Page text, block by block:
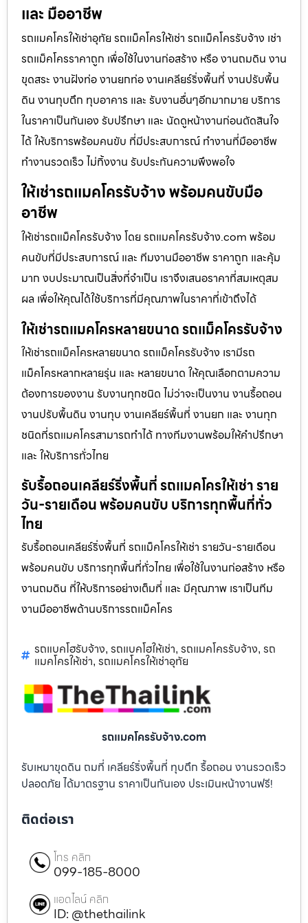
และ มืออาชีพ
รถแมคโครให้เช่าอุทัย รถแม็คโครให้เช่า รถแม็คโครรับจ้าง เช่า
รถแม็คโครราคาถูก เพื่อใช้ในงานก่อสร้าง หรือ งานถมดิน งาน
ขุดสระ งานฝังท่อ งานยกท่อ งานเคลียร์ริ่งพื้นที่ งานปรับพื้น
ดิน งานทุบตึก ทุบอาคาร และ รับงานอื่นๆอีกมากมาย บริการ
ในราคาเป็นกันเอง รับปรึกษา และ นัดดูหน้างานก่อนตัดสินใจ
ได้ ให้บริการพร้อมคนขับ ที่มีประสบการณ์ ทำงานที่มืออาชีพ
ทำงานรวดเร็ว ไม่ทิ้งงาน รับประกันความพึงพอใจ
ให้เช่ารถแมคโครรับจ้าง พร้อมคนขับมือ
อาชีพ
ให้เช่ารถแม็คโครรับจ้าง โดย รถแมคโครรับจ้าง.com พร้อม
คนขับที่มีประสบการณ์ และ ทีมงานมืออาชีพ ราคาถูก และคุ้ม
มาก งบประมาณเป็นสิ่งที่จำเป็น เราจึงเสนอราคาที่สมเหตุสม
ผล เพื่อให้คุณได้ใช้บริการที่มีคุณภาพในราคาที่เข้าถึงได้
ให้เช่ารถแมคโครหลายขนาด รถแม็คโครรับจ้าง
ให้เช่ารถแม็คโครหลายขนาด รถแม็คโครรับจ้าง เรามีรถ
แม็คโครหลากหลายรุ่น และ หลายขนาด ให้คุณเลือกตามความ
ต้องการของงาน รับงานทุกชนิด ไม่ว่าจะเป็นงาน งานรื้อถอน
งานปรับพื้นดิน งานทุบ งานเคลียร์พื้นที่ งานยก และ งานทุก
ชนิดที่รถแมคโครสามารถทำได้ ทางทีมงานพร้อมให้คำปรึกษา
และ ให้บริการทั่วไทย
รับรื้อถอนเคลียร์ริ่งพื้นที่ รถแมคโครให้เช่า ราย
วัน-รายเดือน พร้อมคนขับ บริการทุกพื้นที่ทั่ว
ไทย
รับรื้อถอนเคลียร์ริ่งพื้นที่ รถแม็คโครให้เช่า รายวัน-รายเดือน
พร้อมคนขับ บริการทุกพื้นที่ทั่วไทย เพื่อใช้ในงานก่อสร้าง หรือ
งานถมดิน ที่ให้บริการอย่างเต็มที่ และ มีคุณภาพ เราเป็นทีม
งานมืออาชีพด้านบริการรถแม็คโคร
รถแบคโฮรับจ้าง, รถแบคโฮให้เช่า, รถแมคโครรับจ้าง, รถ
แมคโครให้เช่า, รถแมคโครให้เช่าอุทัย
รถแมคโครรับจ้าง.com
รับเหมาขุดดิน ถมที่ เคลียร์ริ่งพื้นที่ ทุบตึก รื้อถอน งานรวดเร็ว
ปลอดภัย ได้มาตรฐาน ราคาเป็นกันเอง ประเมินหน้างานฟรี!
ติดต่อเรา
โทร คลิก
099-185-8000
แอดไลน์ คลิก
ID: @thethailink